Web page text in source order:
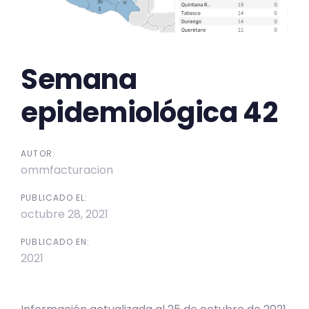
Semana
epidemiológica 42
AUTOR:
ommfacturacion
PUBLICADO EL:
octubre 28, 2021
PUBLICADO EN:
2021